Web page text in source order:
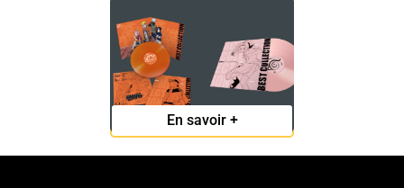
Naruto B.O. vinyle
En savoir +